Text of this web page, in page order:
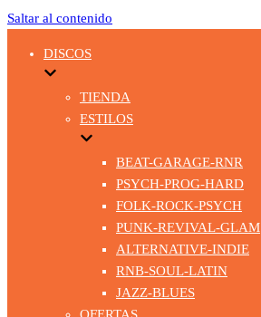
Saltar al contenido
DISCOS
TIENDA
ESTILOS
BEAT-GARAGE-RNR
PSYCH-PROG-HARD
FOLK-ROCK-PSYCH
PUNK-REVIVAL-GLAM
ALTERNATIVE-INDIE
RNB-SOUL-LATIN
JAZZ-BLUES